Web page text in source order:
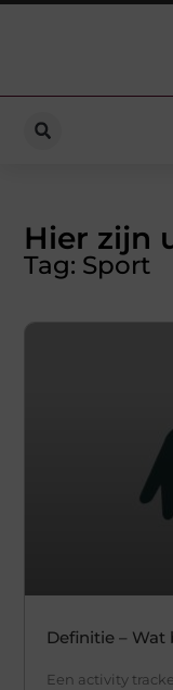
Hier zijn
Tag: Sport
Definitie – Wat
Een activity